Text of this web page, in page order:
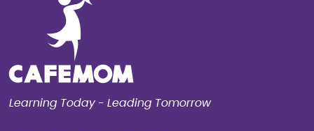
Learning Today - Leading Tomorrow